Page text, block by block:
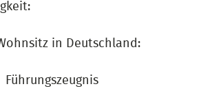
in Deutschland:
Führungszeugnis